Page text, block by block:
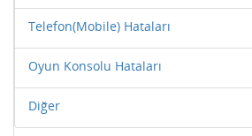
Telefon(Mobile) Hataları
Oyun Konsolu Hataları
Diğer